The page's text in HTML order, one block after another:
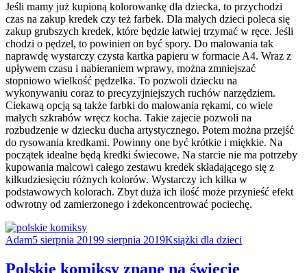
Jeśli mamy już kupioną kolorowankę dla dziecka, to przychodzi
czas na zakup kredek czy też farbek. Dla małych dzieci poleca się
zakup grubszych kredek, które będzie łatwiej trzymać w ręce. Jeśli
chodzi o pędzel, to powinien on być spory. Do malowania tak
naprawdę wystarczy czysta kartka papieru w formacie A4. Wraz z
upływem czasu i nabieraniem wprawy, można zmniejszać
stopniowo wielkość pędzelka. To pozwoli dziecku na
wykonywaniu coraz to precyzyjniejszych ruchów narzędziem.
Ciekawą opcją są także farbki do malowania rękami, co wiele
małych szkrabów wręcz kocha. Takie zajecie pozwoli na
rozbudzenie w dziecku ducha artystycznego. Potem można przejść
do rysowania kredkami. Powinny one być krótkie i miękkie. Na
początek idealne będą kredki świecowe. Na starcie nie ma potrzeby
kupowania malcowi całego zestawu kredek składającego się z
kilkudziesięciu różnych kolorów. Wystarczy ich kilka w
podstawowych kolorach. Zbyt duża ich ilość może przynieść efekt
odwrotny od zamierzonego i zdekoncentrować pociechę.
Adam5 sierpnia 20199 sierpnia 2019Książki dla dzieci
Polskie komiksy znane na świecie